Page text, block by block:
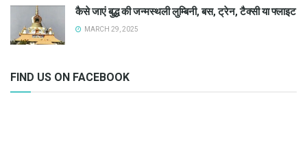
कैसे जाएं बुद्ध की जन्मस्थली लुम्बिनी, बस, ट्रेन, टैक्सी या फ्लाइट
MARCH 29, 2025
FIND US ON FACEBOOK